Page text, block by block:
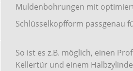
Muldenbohrungen mit
Schlüsselkopfform passgenau
So ist es z.B. möglich, einen
Kellertür und einem